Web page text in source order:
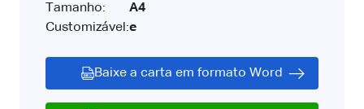
Tamanho:
Customizável:
A4
e
Baixe a carta em formato Word